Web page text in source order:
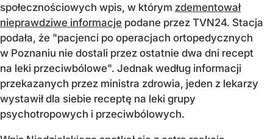
społecznościowych wpis, w którym zdementował
nieprawdziwe informacje podane przez TVN24. Stacja
podała, że "pacjenci po operacjach ortopedycznych
w Poznaniu nie dostali przez ostatnie dwa dni recept
na leki przeciwbólowe". Jednak według informacji
przekazanych przez ministra zdrowia, jeden z lekarzy
wystawił dla siebie receptę na leki grupy
psychotropowych i przeciwbólowych.